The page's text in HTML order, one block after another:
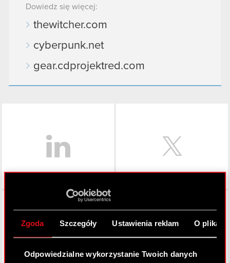
Zgoda Szczegóły Ustawienia reklam O
Odpowiedzialne wykorzystanie Twoich danych
Dowiedz się więcej:
thewitcher.com
cyberpunk.net
gear.cdprojektred.com